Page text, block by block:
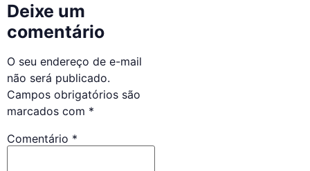
Deixe um
comentário
O seu endereço de e-mail
não será publicado.
Campos obrigatórios são
marcados com *
Comentário *